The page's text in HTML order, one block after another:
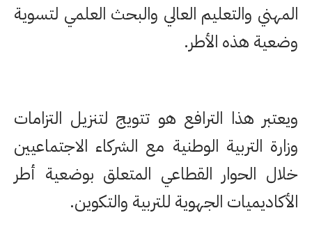
المهني والتعليم العالي والبحث العلمي لتسوية
وضعية هذه الأطر.
ويعتبر هذا الترافع هو تتويج لتنزيل التزامات
وزارة التربية الوطنية مع الشركاء الاجتماعيين
خلال الحوار القطاعي المتعلق بوضعية أطر
الأكاديميات الجهوية للتربية والتكوين.